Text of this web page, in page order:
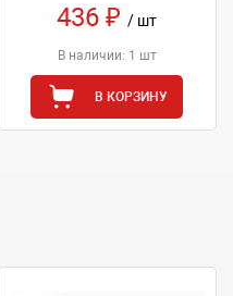
436 ₽/ шт
В наличии: 1 шт
В КОРЗИНУ